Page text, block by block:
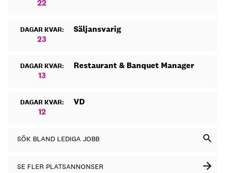
22
DAGAR KVAR:
23
Säljansvarig
DAGAR KVAR:
13
Restaurant & Banquet Manager
DAGAR KVAR:
12
VD
SÖK BLAND LEDIGA JOBB
SE FLER PLATSANNONSER